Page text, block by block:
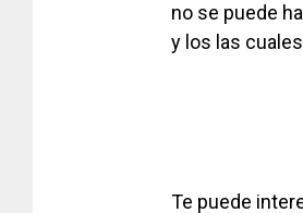
no se puede
y los las
Te puede